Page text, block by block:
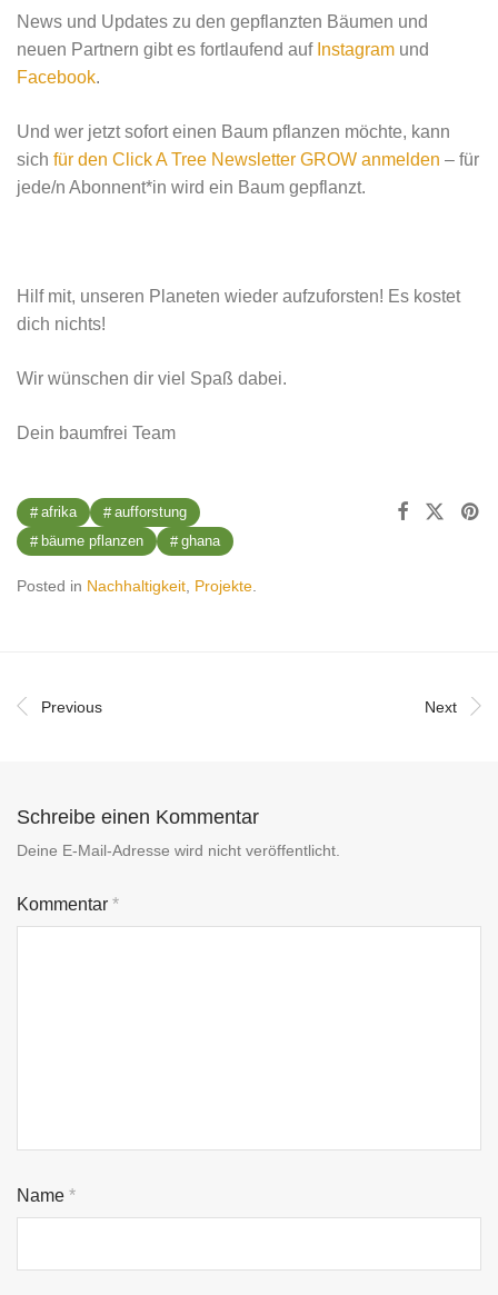
News und Updates zu den gepflanzten Bäumen und
neuen Partnern gibt es fortlaufend auf Instagram und
Facebook.
Und wer jetzt sofort einen Baum pflanzen möchte, kann
sich für den Click A Tree Newsletter GROW anmelden – für
jede/n Abonnent*in wird ein Baum gepflanzt.
Hilf mit, unseren Planeten wieder aufzuforsten! Es kostet
dich nichts!
Wir wünschen dir viel Spaß dabei.
Dein baumfrei Team
afrika
aufforstung
bäume pflanzen
ghana
Posted in Nachhaltigkeit Projekte
Previous Next
Schreibe einen Kommentar
Deine E-Mail-Adresse wird nicht veröffentlicht.
Kommentar *
Name *